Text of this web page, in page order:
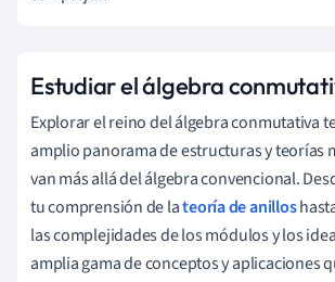
Estudiar el álgebra
Explorar el reino del álgebra conmutativa
amplio panorama de estructuras y teorías
van más allá del álgebra convencional.
tu comprensión de lateoría de anillos
las complejidades de los módulos y los
amplia gama de conceptos y aplicaciones